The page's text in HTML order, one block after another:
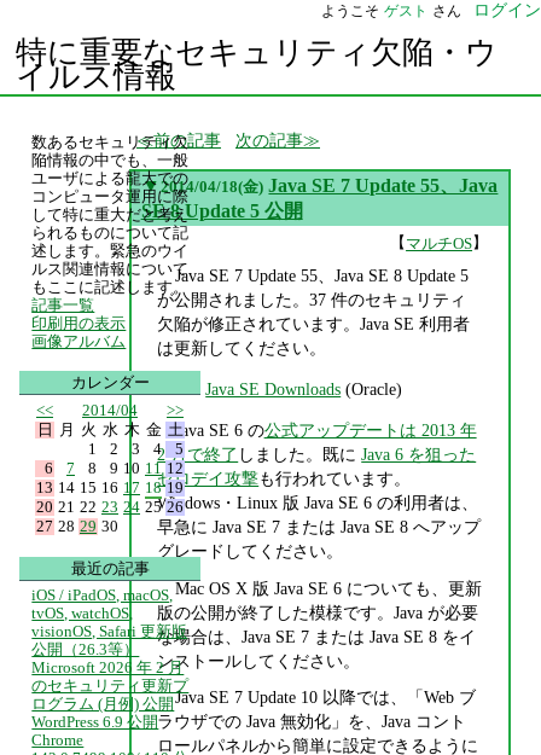
ようこそ ゲスト さん ログイン
特に重要なセキュリティ欠陥・ウ
イルス情報
前の記事 次の記事
▼ 2014/04/18(金) Java SE 7 Update 55、Java
SE 8 Update 5 公開
【マルチOS】
Java SE 7 Update 55、Java SE 8 Update 5
が公開されました。37 件のセキュリティ
欠陥が修正されています。Java SE 利用者
は更新してください。
Java SE Downloads (Oracle)
Java SE 6 の公式アップデートは 2013 年
2 月で終了 しました。既にJava 6 を狙った
ゼロデイ攻撃も行われています。
Windows・Linux 版 Java SE 6 の利用者は、
早急に Java SE 7 または Java SE 8 へアップ
グレードしてください。
Mac OS X 版 Java SE 6 についても、更新
版の公開が終了した模様です。Java が必要
な場合は、Java SE 7 または Java SE 8 をイ
ンストールしてください。
Java SE 7 Update 10 以降では、「Web ブ
ラウザでの Java 無効化」を、Java コント
ロールパネルから簡単に設定できるように
数あるセキュリティ欠
陥情報の中でも、一般
ユーザによる龍大での
コンピュータ運用に際
して特に重大だと考え
られるものについて記
述します。緊急のウイ
ルス関連情報について
もここに記述します。
記事一覧
印刷用の表示
画像アルバム
カレンダー
<<
2014/04
>>
日
月 火 水 木 金 土
1
2 3 4
5
6
7 8 9 10 11 12
13 14 15 16 17 18 19
20 21 22 23 24 25 26
27 28 29 30
最近の記事
iOS / iPadOS, macOS,
tvOS, watchOS,
visionOS, Safari 更新版
公開（26.3等）
Microsoft 2026 年 2 月
のセキュリティ更新プ
ログラム (月例) 公開
WordPress 6.9 公開
Chrome